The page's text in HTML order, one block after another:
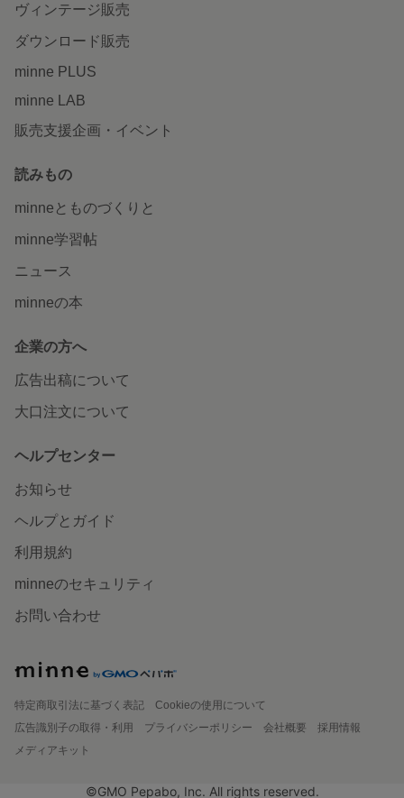
ヴィンテージ販売
ダウンロード販売
minne PLUS
minne LAB
販売支援企画・イベント
読みもの
minneとものづくりと
minne学習帖
ニュース
minneの本
企業の方へ
広告出稿について
大口注文について
ヘルプセンター
お知らせ
ヘルプとガイド
利用規約
minneのセキュリティ
お問い合わせ
特定商取引法に基づく表記
Cookieの使用について
広告識別子の取得・利用
プライバシーポリシー 会社概要
採用情報
メディアキット
©GMO Pepabo, Inc. All rights reserved.